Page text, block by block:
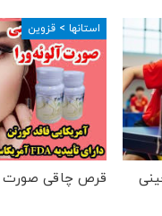
استانها > قزوین
قرص چاقی صورت